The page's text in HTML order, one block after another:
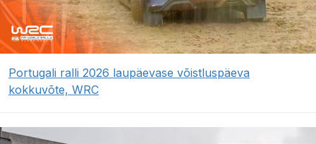
Portugali ralli 2026 laupäevase võistluspäeva
kokkuvõte, WRC